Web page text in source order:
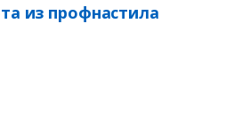
из профнастила